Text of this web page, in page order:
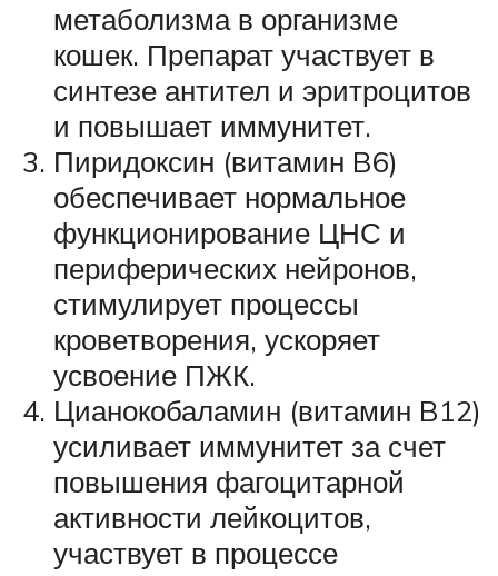
метаболизма в организме
кошек. Препарат участвует в
синтезе антител и эритроцитов
и повышает иммунитет.
Пиридоксин (витамин B6)
обеспечивает нормальное
функционирование ЦНС и
периферических нейронов,
стимулирует процессы
кроветворения, ускоряет
усвоение ПЖК.
Цианокобаламин (витамин B12)
усиливает иммунитет за счет
повышения фагоцитарной
активности лейкоцитов,
участвует в процессе